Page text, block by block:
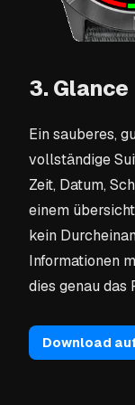
3. Glance
Ein sauberes,
vollständige
Zeit, Datum,
einem
kein
Informationen
dies genau das
Download